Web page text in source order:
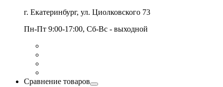
г. Екатеринбург, ул. Циолковского 73
Пн-Пт 9:00-17:00, Сб-Вс - выходной
Сравнение товаров